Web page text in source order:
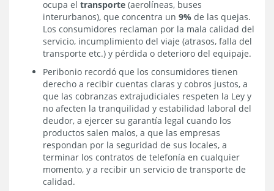
ocupa el transporte (aerolíneas, buses
interurbanos), que concentra un 9% de las quejas.
Los consumidores reclaman por la mala calidad del
servicio, incumplimiento del viaje (atrasos, falla del
transporte etc.) y pérdida o deterioro del equipaje.
Peribonio recordó que los consumidores tienen
derecho a recibir cuentas claras y cobros justos, a
que las cobranzas extrajudiciales respeten la Ley y
no afecten la tranquilidad y estabilidad laboral del
deudor, a ejercer su garantía legal cuando los
productos salen malos, a que las empresas
respondan por la seguridad de sus locales, a
terminar los contratos de telefonía en cualquier
momento, y a recibir un servicio de transporte de
calidad.